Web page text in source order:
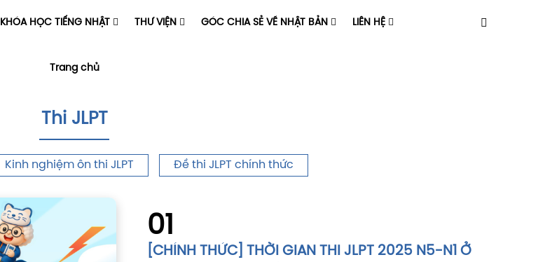
KHÓA HỌC TIẾNG NHẬT THƯ VIỆN GÓC CHIA SẺ VỀ NHẬT BẢN LIÊN HỆ
Trang chủ
Thi JLPT
Kinh nghiệm ôn thi JLPT Đề thi JLPT chính thức
01
[CHÍNH THỨC] THỜI GIAN THI JLPT 2025 N5-N1 Ở